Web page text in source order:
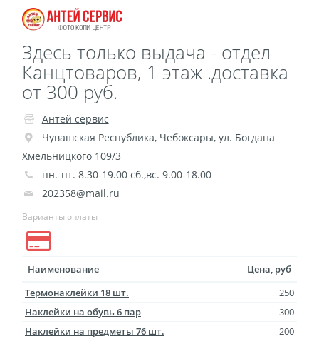
Здесь только выдача - отдел
Канцтоваров, 1 этаж .доставка
от 300 руб.
Антей сервис
Чувашская Республика, Чебоксары, ул. Богдана
Хмельницкого 109/3
пн.-пт. 8.30-19.00 сб.,вс. 9.00-18.00
202358@mail.ru
Варианты оплаты
Наименование
Цена, руб
Термонаклейки 18 шт.
250
Наклейки на обувь 6 пар
300
Наклейки на предметы 76 шт.
200